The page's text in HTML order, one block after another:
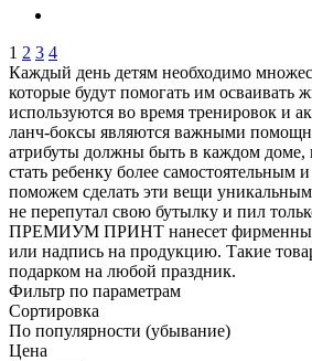
1 2 3 4
Каждый день детям необходимо
которые будут помогать им осваивать
используются во время тренировок и
ланч-боксы являются важными
атрибуты должны быть в каждом доме,
стать ребенку более
поможем сделать эти вещи
не перепутал свою бутылку и пил
ПРЕМИУМ ПРИНТ нанесет фирменный
или надпись на продукцию. Такие
подарком на любой праздник.
Фильтр по параметрам
Сортировка
По популярности (убывание)
Цена